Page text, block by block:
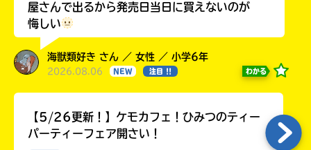
屋さんで出るから発売日当日に買えないのが
悔しい
海獣類好き さん ／ 女性 ／ 小学6年
2026.08.06 NEW 注目 !! わかる
【5/26更新！】ケモカフェ！ひみつのティー
パーティーフェア開さい！